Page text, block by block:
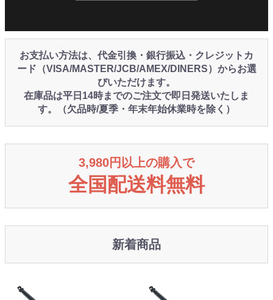
お支払い方法は、代金引換・銀行振込・クレジットカ
ード（VISA/MASTER/JCB/AMEX/DINERS）からお選
びいただけます。
在庫品は平日14時までのご注文で即日発送いたしま
す。（欠品時/夏季・年末年始休業時を除く）
3,980円以上の購入で
全国配送料無料
新着商品